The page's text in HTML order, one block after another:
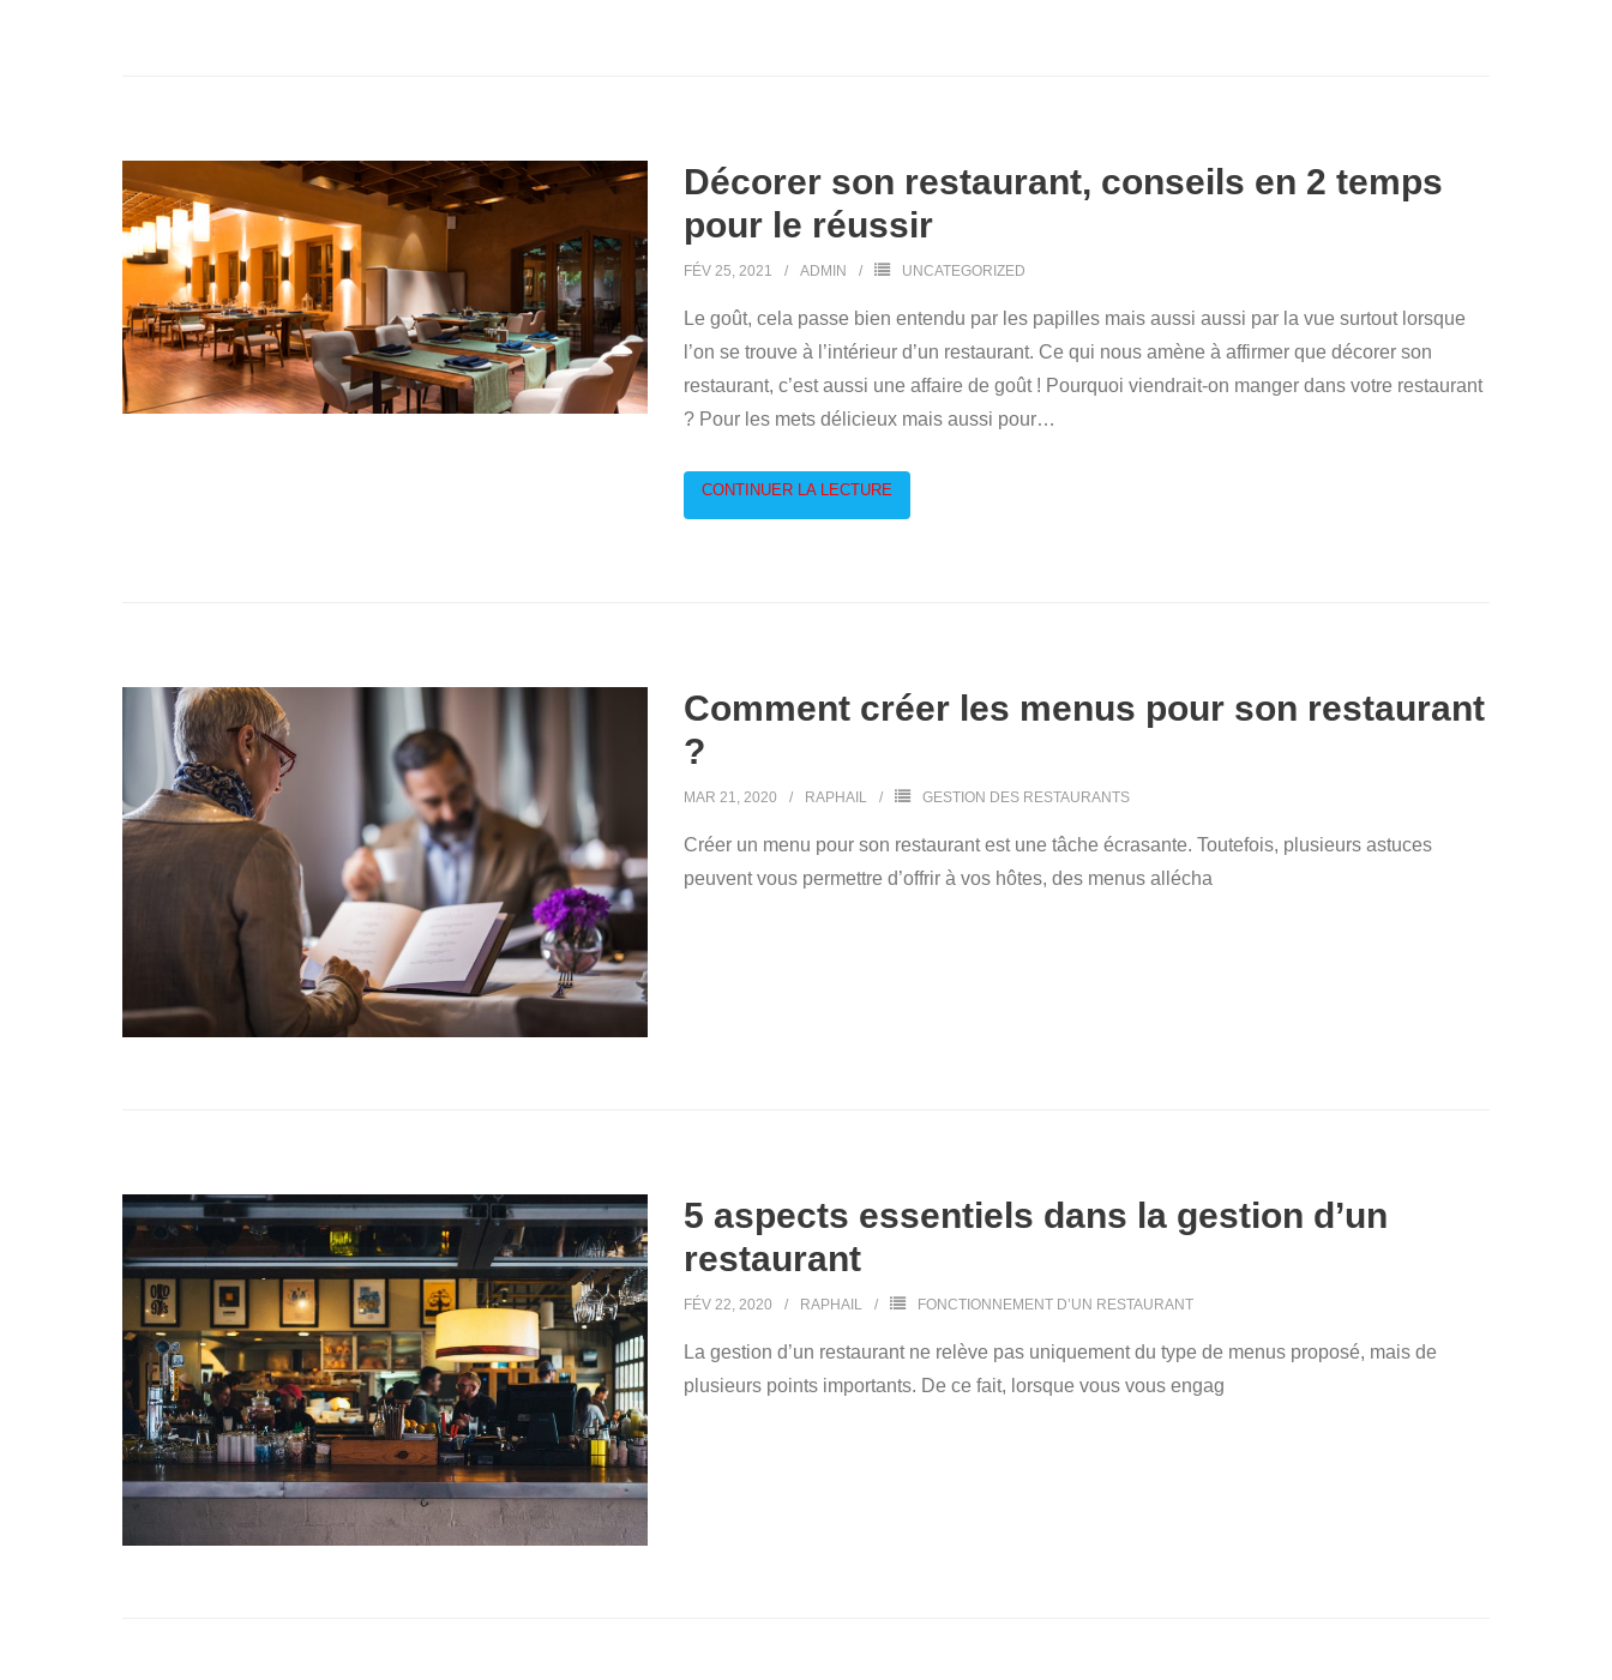
Décorer son restaurant, conseils en 2 temps
pour le réussir
FÉV 25, 2021 ADMIN UNCATEGORIZED
Le goût, cela passe bien entendu par les papilles mais aussi aussi par la vue surtout lorsque
l’on se trouve à l’intérieur d’un restaurant. Ce qui nous amène à affirmer que décorer son
restaurant, c’est aussi une affaire de goût ! Pourquoi viendrait-on manger dans votre restaurant
? Pour les mets délicieux mais aussi pour…
Comment créer les menus pour son restaurant
?
MAR 21, 2020 RAPHAIL GESTION DES RESTAURANTS
Créer un menu pour son restaurant est une tâche écrasante. Toutefois, plusieurs astuces
peuvent vous permettre d’offrir à vos hôtes, des menus allécha
5 aspects essentiels dans la gestion d’un
restaurant
FÉV 22, 2020 RAPHAIL FONCTIONNEMENT D’UN RESTAURANT
La gestion d’un restaurant ne relève pas uniquement du type de menus proposé, mais de
plusieurs points importants. De ce fait, lorsque vous vous engag